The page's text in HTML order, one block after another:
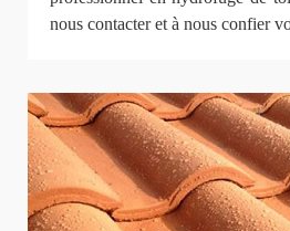
nous contacter et à nous confier